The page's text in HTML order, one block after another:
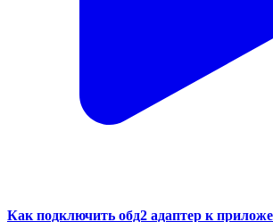
Как подключить обд2 адаптер к